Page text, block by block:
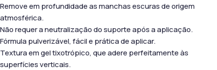
Remove em profundidade as manchas escuras de origem
atmosférica.
Não requer a neutralização do suporte após a aplicação.
Fórmula pulverizável, fácil e prática de aplicar.
Textura em gel tixotrópico, que adere perfeitamente às
superfícies verticais.